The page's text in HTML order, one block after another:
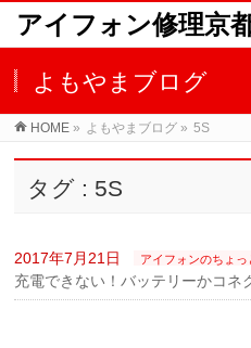
アイフォン修理京
よもやまブログ
HOME » よもやまブログ » 5S
タグ : 5S
2017年7月21日 アイフォンのちょっ
充電できない！バッテリーかコネ